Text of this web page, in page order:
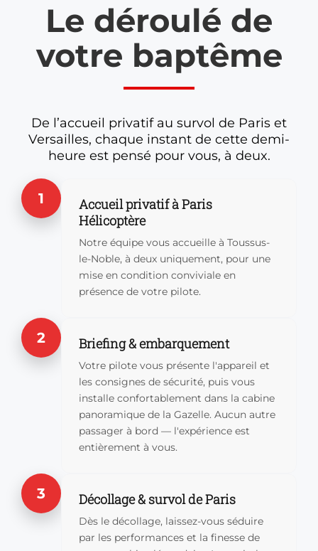
Le déroulé de
votre baptême
De l’accueil privatif au survol de Paris et
Versailles, chaque instant de cette demi-
heure est pensé pour vous, à deux.
1
Accueil privatif à Paris
Hélicoptère
Notre équipe vous accueille à Toussus-
le-Noble, à deux uniquement, pour une
mise en condition conviviale en
présence de votre pilote.
2 Briefing & embarquement
Votre pilote vous présente l'appareil et
les consignes de sécurité, puis vous
installe confortablement dans la cabine
panoramique de la Gazelle. Aucun autre
passager à bord — l'expérience est
entièrement à vous.
3 Décollage & survol de Paris
Dès le décollage, laissez-vous séduire
par les performances et la finesse de